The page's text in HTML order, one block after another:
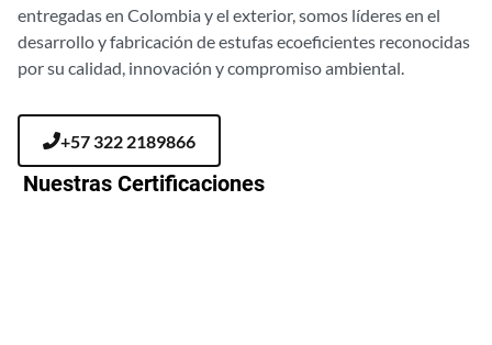
entregadas en Colombia y el exterior, somos líderes en el
desarrollo y fabricación de estufas ecoeficientes reconocidas
por su calidad, innovación y compromiso ambiental.
+57 322 2189866
Nuestras Certificaciones